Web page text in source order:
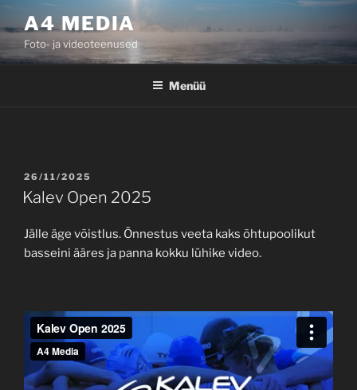
sisu
juurde
A4 MEDIA
Foto- ja videoteenused
Menüü
POSTED
ON
26/11/2025
Kalev Open 2025
Jälle äge võistlus. Õnnestus veeta kaks õhtupoolikut
basseini ääres ja panna kokku lühike video.